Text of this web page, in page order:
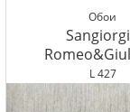
Обои
L 427